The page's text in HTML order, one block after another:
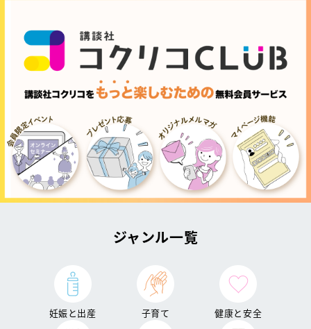
ジャンル一覧
妊娠と出産 子育て 健康と安全